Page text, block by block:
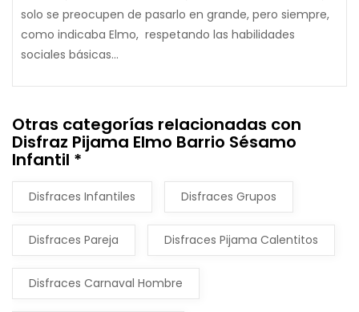
solo se preocupen de pasarlo en grande, pero siempre,
como indicaba Elmo, respetando las habilidades
sociales básicas...
Otras categorías relacionadas con
Disfraz Pijama Elmo Barrio Sésamo
Infantil *
Disfraces Infantiles Disfraces Grupos
Disfraces Pareja Disfraces Pijama Calentitos
Disfraces Carnaval Hombre